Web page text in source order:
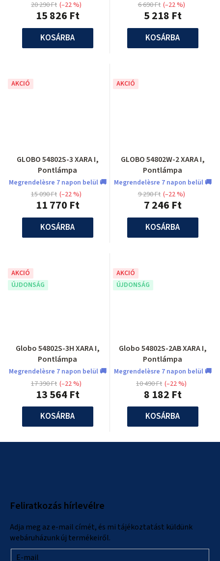
15 826 Ft
20 290 Ft (–22 %)
KOSÁRBA
5 218 Ft
6 690 Ft (–22 %)
KOSÁRBA
AKCIÓ
GLOBO 54802S-3 XARA I,
Pontlámpa
Megrendelèsre 7 napon belül 🚚
11 770 Ft
15 090 Ft (–22 %)
KOSÁRBA
AKCIÓ
GLOBO 54802W-2 XARA I,
Pontlámpa
Megrendelèsre 7 napon belül 🚚
7 246 Ft
9 290 Ft (–22 %)
KOSÁRBA
AKCIÓ
ÚJDONSÁG
Globo 54802S-3H XARA I,
Pontlámpa
Megrendelèsre 7 napon belül 🚚
13 564 Ft
17 390 Ft (–22 %)
KOSÁRBA
AKCIÓ
ÚJDONSÁG
Globo 54802S-2AB XARA I,
Pontlámpa
Megrendelèsre 7 napon belül 🚚
8 182 Ft
10 490 Ft (–22 %)
KOSÁRBA
Feliratkozás hírlevélre
Adja meg az e-mail címét, és mi tájékoztatást küldünk
webáruházunk új termékeiről.
E-mail